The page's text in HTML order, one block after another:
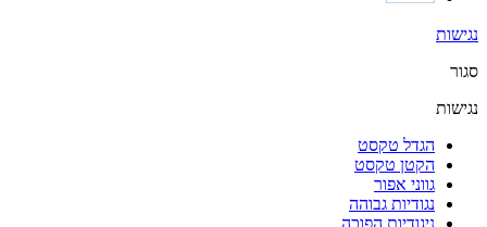
נגישות
סגור
נגישות
הגדל טקסט
הקטן טקסט
גווני אפור
נגודיות גבוהה